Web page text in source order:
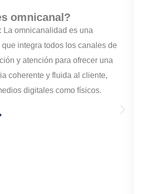
omnicanal?
La omnicanalidad es una
integra todos los canales de
y atención para ofrecer una
coherente y fluida al cliente,
digitales como físicos.